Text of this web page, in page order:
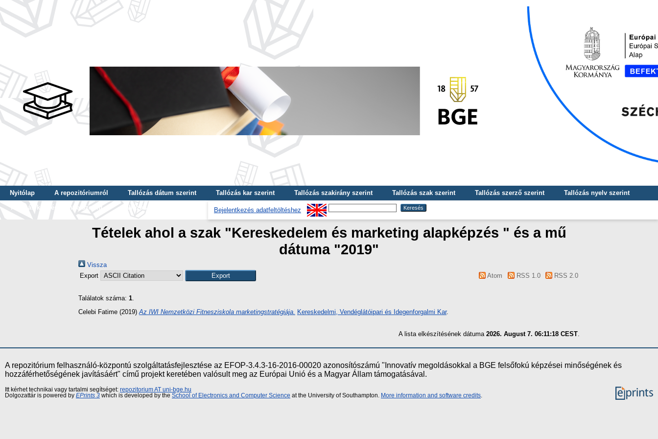
Nyitólap A repozitóriumról Tallózás dátum szerint Tallózás kar szerint Tallózás szakirány szerint Tallózás szak szerint Tallózás szerző szerint
Tallózás nyelv szerint
Tallózás képzés szintje szerint
Tallózás kulcsszó szerint Bejelentkezés adatfeltöltéshez
Tételek ahol a szak "Kereskedelem és marketing alapképzés " és a mű
dátuma "2019"
Vissza
Export
Atom RSS 1.0 RSS 2.0
Találatok száma: 1.
Celebi Fatime (2019) Az IWI Nemzetközi Fitnesziskola marketingstratégiája. Kereskedelmi, Vendéglátóipari és Idegenforgalmi Kar.
A lista elkészítésének dátuma 2026. August 7. 06:11:18 CEST
A repozitórium felhasználó-központú szolgáltatásfejlesztése az EFOP-3.4.3-16-2016-00020 azonosítószámú "Innovatív megoldásokkal a BGE felsőfokú képzései minőségének és
hozzáférhetőségének javításáért" című projekt keretében valósult meg az Európai Unió és a Magyar Állam támogatásával.
Itt kérhet technikai vagy tartalmi segítséget: repozitorium AT uni-bge.hu
Dolgozattár is powered by EPrints 3 which is developed by the School of Electronics and Computer Science at the University of Southampton. More information and software credits